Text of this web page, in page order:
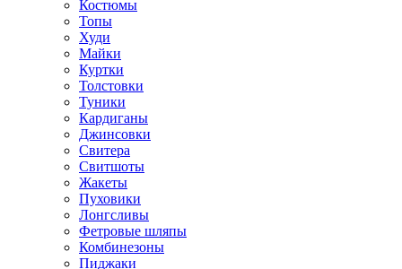
Костюмы
Топы
Худи
Майки
Куртки
Толстовки
Туники
Кардиганы
Джинсовки
Свитера
Свитшоты
Жакеты
Пуховики
Лонгсливы
Фетровые шляпы
Комбинезоны
Пиджаки